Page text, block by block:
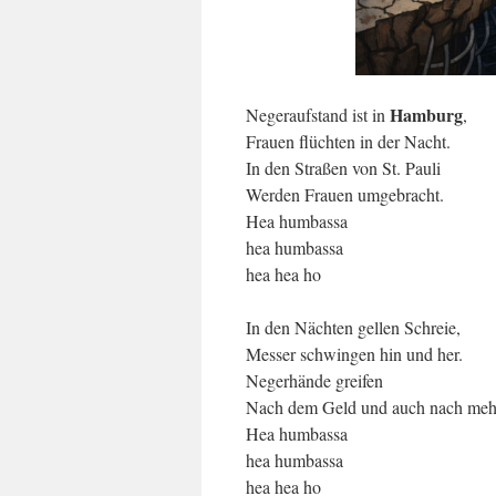
Negeraufstand ist in Hamburg,
Frauen flüchten in der Nacht.
In den Straßen von St. Pauli
Werden Frauen umgebracht.
Hea humbassa
hea humbassa
hea hea ho
In den Nächten gellen Schreie,
Messer schwingen hin und her.
Negerhände greifen
Nach dem Geld und auch nach
Hea humbassa
hea humbassa
hea hea ho